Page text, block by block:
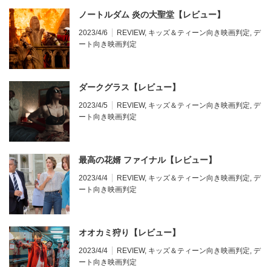
ノートルダム 炎の大聖堂【レビュー】
2023/4/6 REVIEW, キッズ＆ティーン向き映画判定 デ
ート向き映画判定
ダークグラス【レビュー】
2023/4/5 REVIEW, キッズ＆ティーン向き映画判定 デ
ート向き映画判定
最高の花婿 ファイナル【レビュー】
2023/4/4 REVIEW, キッズ＆ティーン向き映画判定 デ
ート向き映画判定
オオカミ狩り【レビュー】
2023/4/4 REVIEW, キッズ＆ティーン向き映画判定 デ
ート向き映画判定